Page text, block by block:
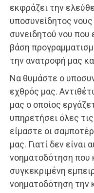
εκφράζει την
υποσυνείδητος
συνειδητού νου που
βάση
την ανατροφή μας
Να θυμάστε ο
εχθρός μας.
μας ο οποίος
υπηρετήσει όλες
είμαστε οι
μας. Γιατί δεν
νοηματοδότηση που
συγκεκριμένη
νοηματοδότηση την